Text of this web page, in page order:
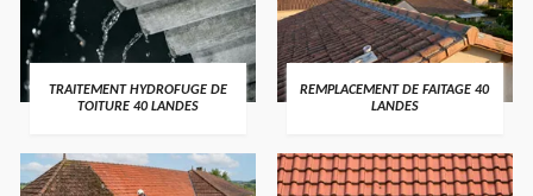
TRAITEMENT HYDROFUGE DE
TOITURE 40 LANDES
REMPLACEMENT DE FAITAGE 40
LANDES